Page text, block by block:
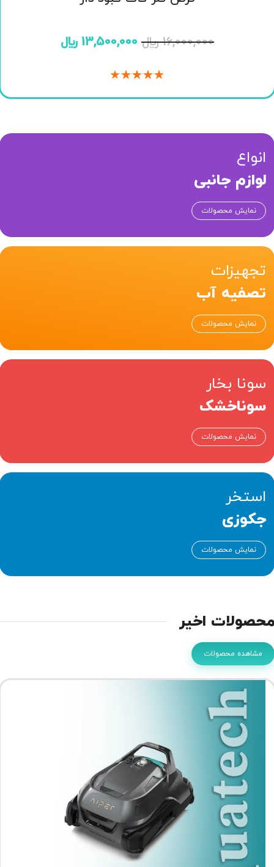
16,000,000 ﷼ 13,500,000 ﷼
★
★
★
★
★
انواع
لوازم جانبی
نمایش محصولات
تجهیزات
تصفیه آب
نمایش محصولات
سونا بخار
سوناخشک
نمایش محصولات
استخر
جکوزی
نمایش محصولات
اخیر
مشاهده محصولات